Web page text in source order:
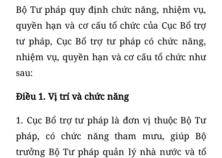
Bộ Tư pháp quy định chức năng, nhiệm vụ,
quyền hạn và cơ cấu tổ chức của Cục Bổ trợ
tư pháp, Cục Bổ trợ tư pháp có chức năng,
nhiệm vụ, quyền hạn và cơ cấu tổ chức như
sau:
Điều 1. Vị trí và chức năng
1. Cục Bổ trợ tư pháp là đơn vị thuộc Bộ Tư
pháp, có chức năng tham mưu, giúp Bộ
trưởng Bộ Tư pháp quản lý nhà nước và tổ